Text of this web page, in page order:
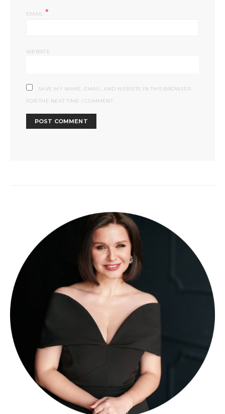
EMAIL *
WEBSITE
SAVE MY NAME, EMAIL, AND WEBSITE IN THIS BROWSER
FOR THE NEXT TIME I COMMENT.